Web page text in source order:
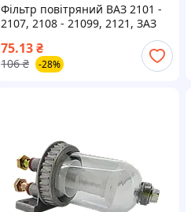
Фільтр повітряний ВАЗ 2101 -
2107, 2108 - 21099, 2121, ЗАЗ
ALPHA) З 73333
75.13₴
106 ₴ -28%